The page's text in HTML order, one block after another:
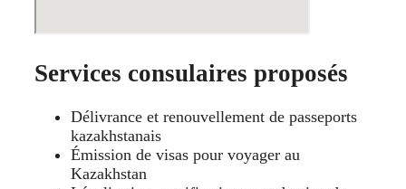
Services consulaires proposés
Délivrance et renouvellement de passeports
kazakhstanais
Émission de visas pour voyager au
Kazakhstan